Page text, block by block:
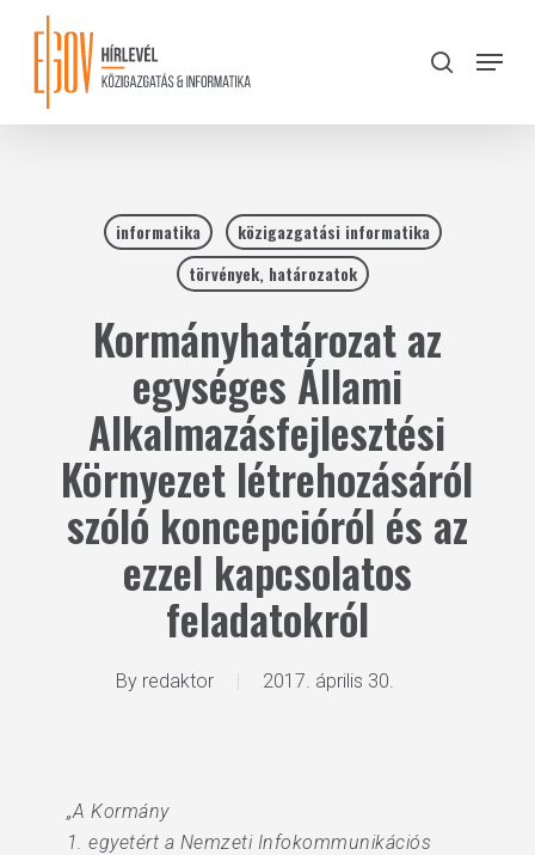
content
search
Menu
informatika
közigazgatási informatika
törvények, határozatok
Kormányhatározat az
egységes Állami
Alkalmazásfejlesztési
Környezet létrehozásáról
szóló koncepcióról és az
ezzel kapcsolatos
feladatokról
By redaktor 2017. április 30.
„A Kormány
1. egyetért a Nemzeti Infokommunikációs
Close